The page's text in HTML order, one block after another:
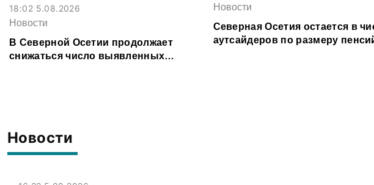
Новости
18:02 5.08.2026
Новости
В Северной Осетии продолжает
снижаться число выявленных
Новости
Северная Осетия остается в
аутсайдеров по размеру